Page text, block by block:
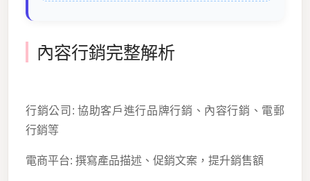
內容行銷完整解析
行銷公司: 協助客戶進行品牌行銷、內容行銷、電郵
行銷等
電商平台: 撰寫產品描述、促銷文案，提升銷售額